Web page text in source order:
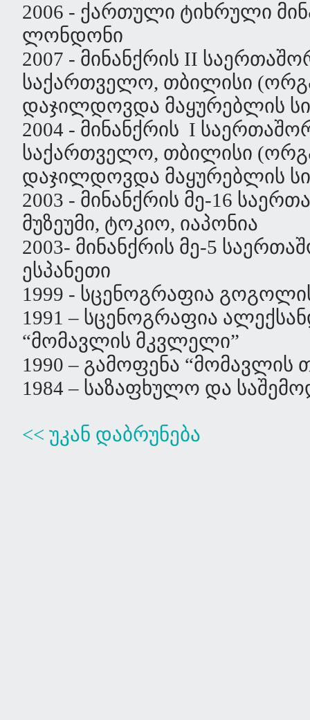
2006 - ქართული ტიხრული
ლონდონი
2007 - მინანქრის II
საქართველო, თბილისი
დაჯილდოვდა მაყურებლის
2004 - მინანქრის I
საქართველო, თბილისი
დაჯილდოვდა მაყურებლის
2003 - მინანქრის მე-16
მუზეუმი, ტოკიო, იაპონია
2003- მინანქრის მე-5
ესპანეთი
1999 - სცენოგრაფია
1991 – სცენოგრაფია
“მომავლის მკვლელი”
1990 – გამოფენა
1984 – საზაფხულო და
<< უკან დაბრუნება